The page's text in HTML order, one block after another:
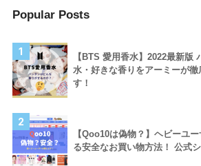
Popular Posts
1
【BTS 愛用香水】2022最新版
水・好きな香りをアーミーが徹
す！
2
【Qoo10は偽物？】ヘビーユ
る安全なお買い物方法！ 公式